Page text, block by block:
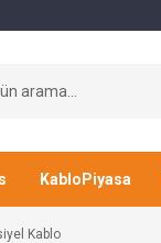
KabloPiyasa
Kablo